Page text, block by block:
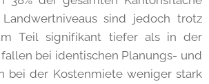
Landwertniveaus sind jedoch trotz
Teil signifikant tiefer als in der
bei identischen Planungs- und
bei der Kostenmiete weniger stark